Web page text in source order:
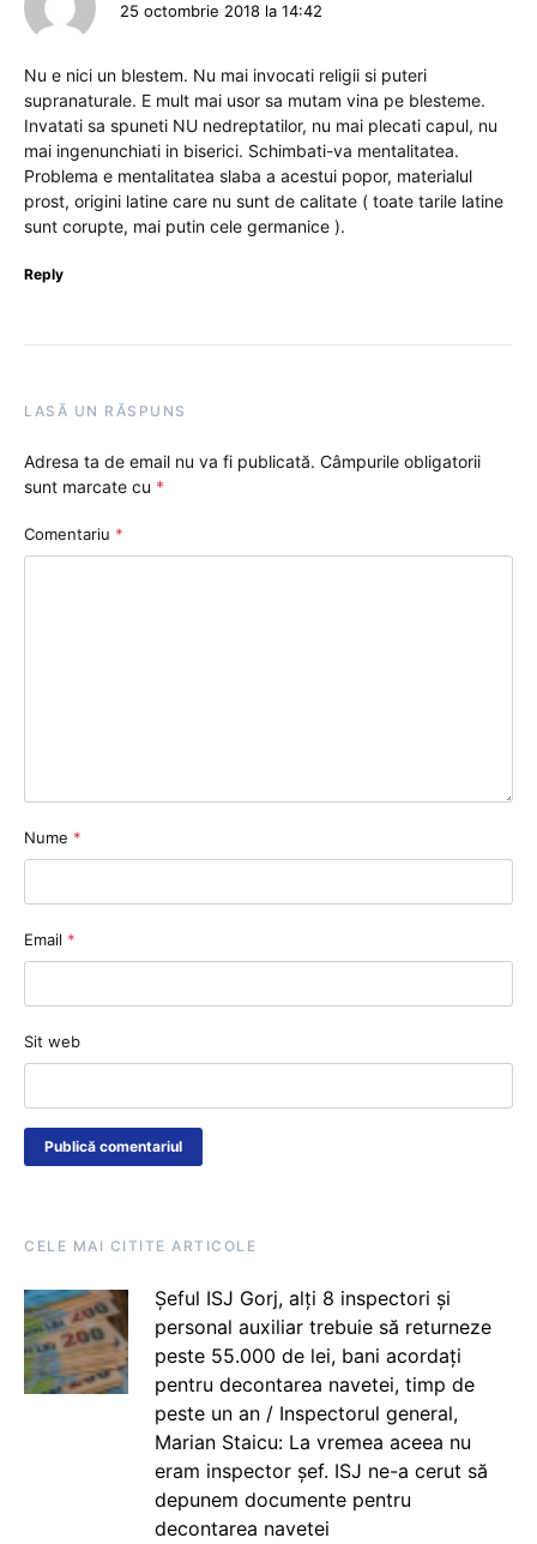
25 octombrie 2018 la 14:42
Nu e nici un blestem. Nu mai invocati religii si puteri
supranaturale. E mult mai usor sa mutam vina pe blesteme.
Invatati sa spuneti NU nedreptatilor, nu mai plecati capul, nu
mai ingenunchiati in biserici. Schimbati-va mentalitatea.
Problema e mentalitatea slaba a acestui popor, materialul
prost, origini latine care nu sunt de calitate ( toate tarile latine
sunt corupte, mai putin cele germanice ).
Reply
LASĂ UN RĂSPUNS
Adresa ta de email nu va fi publicată. Câmpurile obligatorii
sunt marcate cu *
Comentariu *
Nume *
Email *
Sit web
CELE MAI CITITE ARTICOLE
Șeful ISJ Gorj, alți 8 inspectori și
personal auxiliar trebuie să returneze
peste 55.000 de lei, bani acordați
pentru decontarea navetei, timp de
peste un an / Inspectorul general,
Marian Staicu: La vremea aceea nu
eram inspector șef. ISJ ne-a cerut să
depunem documente pentru
decontarea navetei